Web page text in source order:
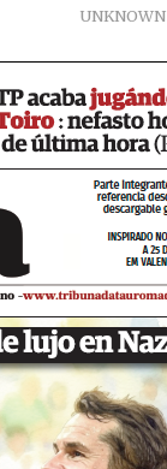
UNKNOWN